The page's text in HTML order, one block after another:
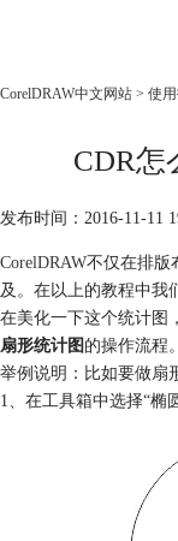
老用户福利
下载
购买
CorelDRAW中文网站 > 使
CDR怎
发布时间：2016-11-11
CorelDRAW不仅在排版
及。在以上的教程中我
在美化一下这个统计图
扇形统计图的操作流程。
举例说明：比如要做扇
1、在工具箱中选择“椭